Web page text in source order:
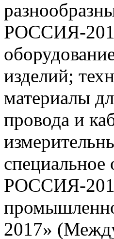
РОССИЯ-
изделий;
материалы
провода и
РОССИЯ-
2017»